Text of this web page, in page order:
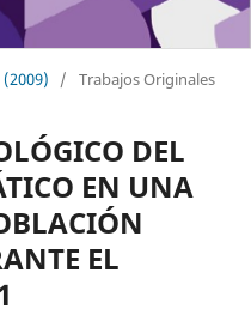
/ Trabajos Originales
DEL
EN UNA
EL